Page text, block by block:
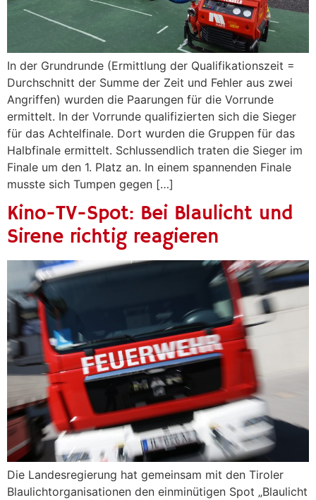
In der Grundrunde (Ermittlung der Qualifikationszeit =
Durchschnitt der Summe der Zeit und Fehler aus zwei
Angriffen) wurden die Paarungen für die Vorrunde
ermittelt. In der Vorrunde qualifizierten sich die Sieger
für das Achtelfinale. Dort wurden die Gruppen für das
Halbfinale ermittelt. Schlussendlich traten die Sieger im
Finale um den 1. Platz an. In einem spannenden Finale
musste sich Tumpen gegen […]
Kino-TV-Spot: Bei Blaulicht und
Sirene richtig reagieren
Die Landesregierung hat gemeinsam mit den Tiroler
Blaulichtorganisationen den einminütigen Spot „Blaulicht